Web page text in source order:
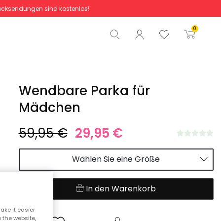
sind kostenlos!
0
Gesamtbetrag 0,00 €
Start der Bestellung
Wendbare Parka für
Mädchen
59,95 € 29,95 €
Wählen Sie eine Größe
In den Warenkorb
it easier
the website,